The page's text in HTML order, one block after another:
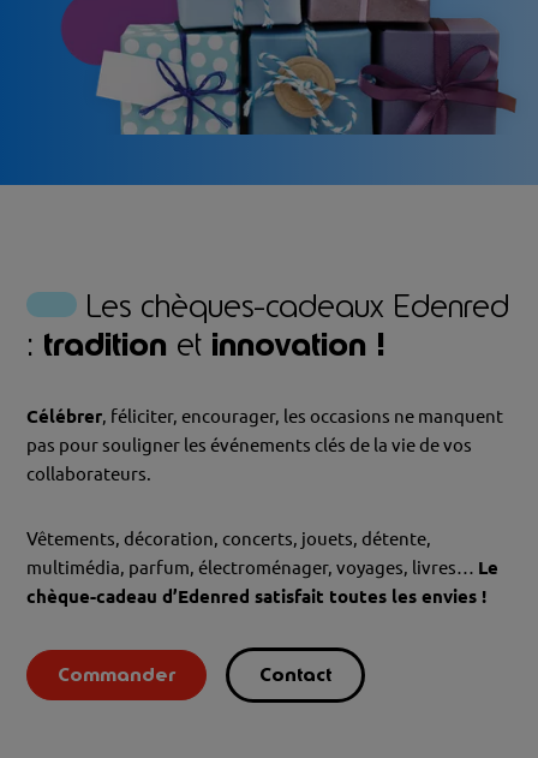
Les chèques-cadeaux Edenred
: tradition et innovation !
Célébrer, féliciter, encourager, les occasions ne manquent
pas pour souligner les événements clés de la vie de vos
collaborateurs.
Vêtements, décoration, concerts, jouets, détente,
multimédia, parfum, électroménager, voyages, livres… Le
chèque-cadeau d’Edenred satisfait toutes les envies !
Commander Contact